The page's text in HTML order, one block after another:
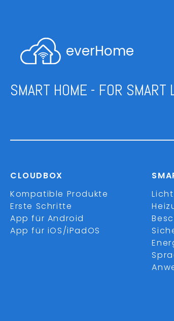
everHome
SMART HOME - FOR SMART
CLOUDBOX
Kompatible Produkte
Erste Schritte
App für Android
App für iOS/iPadOS
Licht